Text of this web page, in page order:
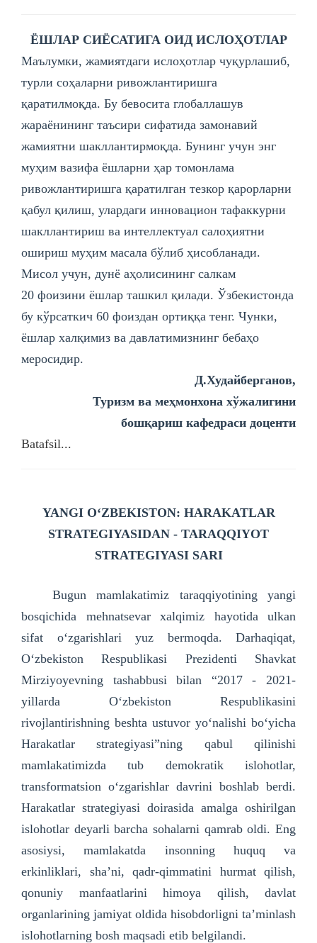
ЁШЛАР СИЁСАТИГА ОИД ИСЛОҲОТЛАР
Маълумки, жамиятдаги ислоҳотлар чуқурлашиб,
турли соҳаларни ривожлантиришга
қаратилмоқда. Бу бевосита глобаллашув
жараёнининг таъсири сифатида замонавий
жамиятни шакллантирмоқда. Бунинг учун энг
муҳим вазифа ёшларни ҳар томонлама
ривожлантиришга қаратилган тезкор қарорларни
қабул қилиш, улардаги инновацион тафаккурни
шакллантириш ва интеллектуал салоҳиятни
ошириш муҳим масала бўлиб ҳисобланади.
Мисол учун, дунё аҳолисининг салкам
20 фоизини ёшлар ташкил қилади. Ўзбекистонда
бу кўрсаткич 60 фоиздан ортиққа тенг. Чунки,
ёшлар халқимиз ва давлатимизнинг бебаҳо
меросидир.
Д.Худайберганов,
Туризм ва меҳмонхона хўжалигини
бошқариш кафедраси доценти
Batafsil...
YANGI O‘ZBEKISTON: HARAKATLAR
STRATEGIYASIDAN - TARAQQIYOT
STRATEGIYASI SARI
Bugun mamlakatimiz taraqqiyotining yangi
bosqichida mehnatsevar xalqimiz hayotida ulkan
sifat o‘zgarishlari yuz bermoqda. Darhaqiqat,
O‘zbekiston Respublikasi Prezidenti Shavkat
Mirziyoyevning tashabbusi bilan “2017 - 2021-
yillarda O‘zbekiston Respublikasini
rivojlantirishning beshta ustuvor yo‘nalishi bo‘yicha
Harakatlar strategiyasi”ning qabul qilinishi
mamlakatimizda tub demokratik islohotlar,
transformatsion o‘zgarishlar davrini boshlab berdi.
Harakatlar strategiyasi doirasida amalga oshirilgan
islohotlar deyarli barcha sohalarni qamrab oldi. Eng
asosiysi, mamlakatda insonning huquq va
erkinliklari, sha’ni, qadr-qimmatini hurmat qilish,
qonuniy manfaatlarini himoya qilish, davlat
organlarining jamiyat oldida hisobdorligni ta’minlash
islohotlarning bosh maqsadi etib belgilandi.